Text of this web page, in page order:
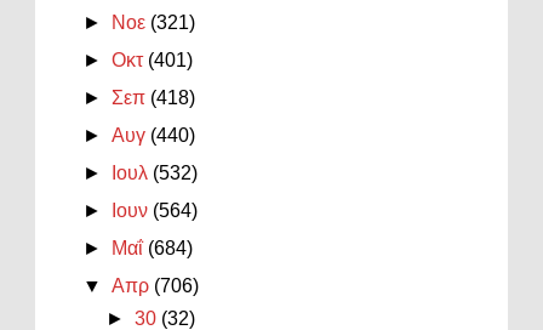
►
Νοε (321)
►Οκτ (401)
► Σεπ (418)
►Αυγ (440)
►
Ιουλ (532)
►
Ιουν (564)
►
Μαΐ (684)
▼Απρ (706)
►30 (32)